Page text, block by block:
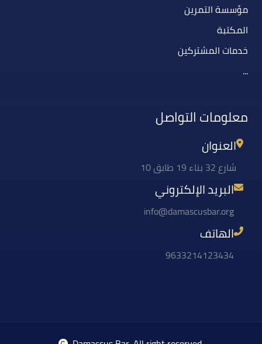
مؤسسة التمرين
المكتبة
خدمات المشتركين
...
معلومات التواصل
العنوان
شارع 32 بناء 19 طابق 10
البريد الإلكتروني
info@damascusbar.org
الهاتف
9633214123434